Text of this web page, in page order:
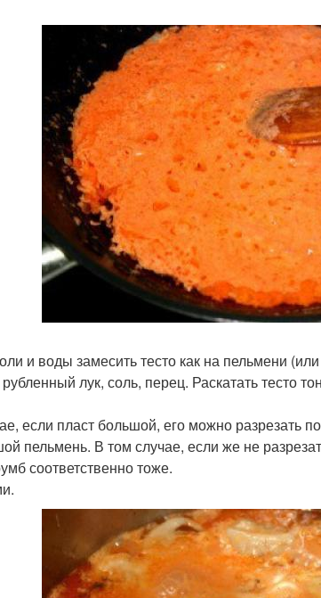
и воды замесить тесто как на пельмени
лук, соль, перец. Раскатать тесто
если пласт большой, его можно разрезать
пельмень. В том случае, если же не
соответственно тоже.